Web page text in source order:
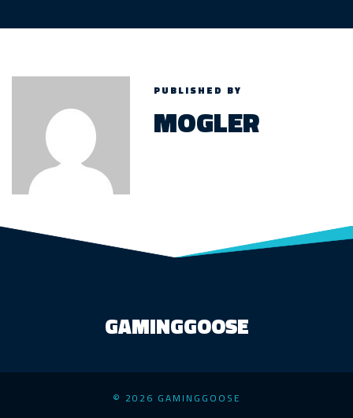
PUBLISHED BY
MOGLER
GAMINGGOOSE
© 2026 GAMINGGOOSE